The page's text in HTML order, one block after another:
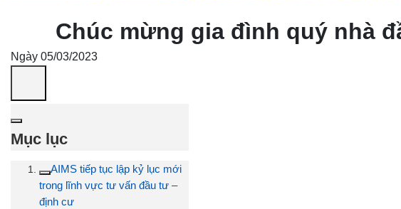
Chúc mừng gia đình quý nhà
Ngày 05/03/2023
Mục lục
AIMS tiếp tục lập kỷ lục mới
trong lĩnh vực tư vấn đầu tư –
định cư